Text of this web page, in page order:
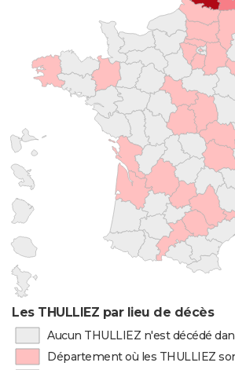
Les THULLIEZ par lieu de décès
Aucun THULLIEZ n'est décédé
Département où les THULLIEZ